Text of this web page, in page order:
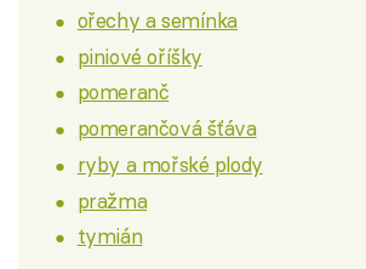
ořechy a semínka
piniové oříšky
pomeranč
pomerančová šťáva
ryby a mořské plody
pražma
tymián